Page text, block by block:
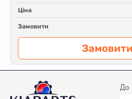
Ціна
Замовити
Замовити
До